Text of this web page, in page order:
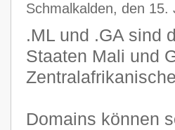
Schmalkalden, den 15.
.ML und .GA sind
Staaten Mali und
Domains können